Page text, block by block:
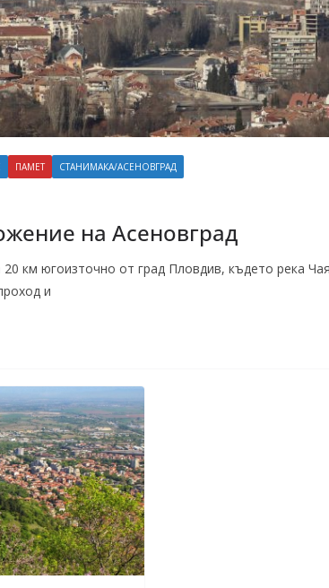
ПАМЕТ СТАНИМАКА/АСЕНОВГРАД
на Асеновград
км югоизточно от град Пловдив, където река
и